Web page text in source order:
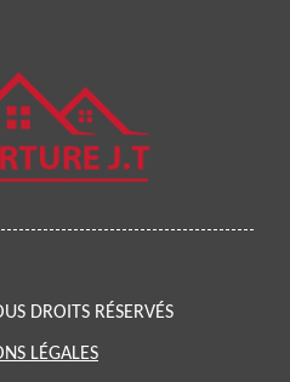
DROITS RÉSERVÉS
LÉGALES